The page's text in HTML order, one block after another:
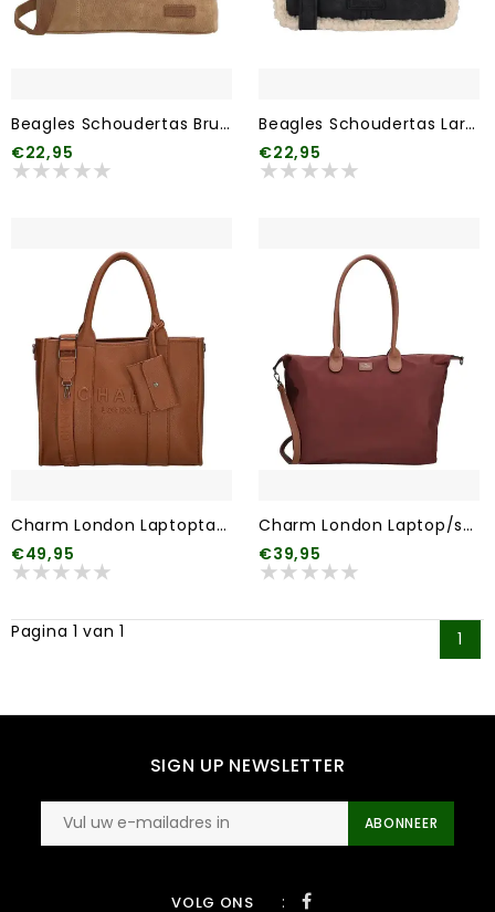
Beagles Schoudertas Brunete 016 Taupe
€22,95
Beagles Schoudertas Laredo 001 Zwart
€22,95
Charm London Laptoptas Bond 006 Bruin
€49,95
Charm London Laptop/schoudertas Buckingham 007 Bordeaux rood
€39,95
Pagina 1 van 1 1
SIGN UP NEWSLETTER
ABONNEER
VOLG ONS :